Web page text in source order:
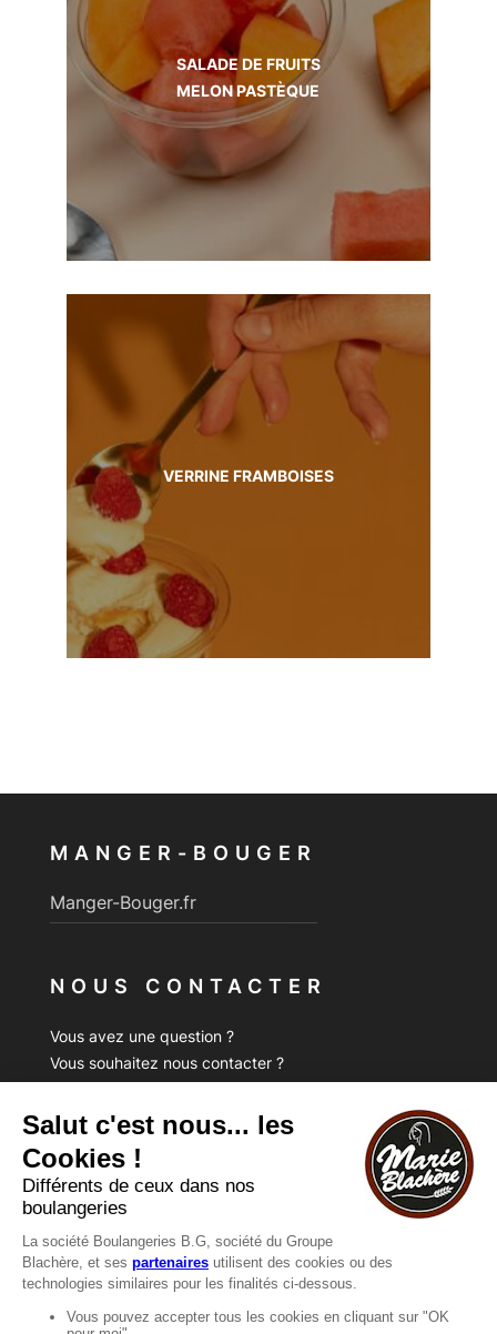
SALADE DE FRUITS
MELON PASTÈQUE
VERRINE FRAMBOISES
MANGER-BOUGER
Manger-Bouger.fr
NOUS CONTACTER
Vous avez une question ?
Vous souhaitez nous contacter ?
FAQ
Recrutement
MENTIONS